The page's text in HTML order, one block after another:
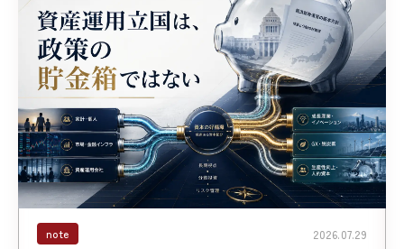
note 2026.07.29